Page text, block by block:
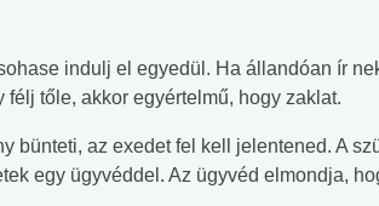
indulj el egyedül. Ha állandóan ír
félj tőle, akkor egyértelmű, hogy zaklat.
bünteti, az exedet fel kell jelentened. A
egy ügyvéddel. Az ügyvéd elmondja,